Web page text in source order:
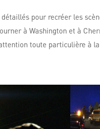
pour recréer les
à Washington et à
toute particulière à